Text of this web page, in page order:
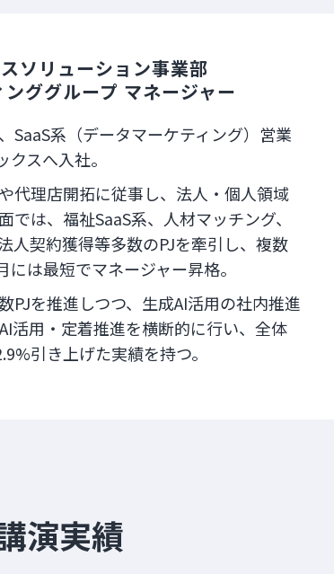
ソリューション事業部
ググループ マネージャー
SaaS系（データマーケティング）営業
スへ入社。
代理店開拓に従事し、法人・個人領域
は、福祉SaaS系、人材マッチング、
人契約獲得等多数のPJを牽引し、複数
は最短でマネージャー昇格。
PJを推進しつつ、生成AI活用の社内推進
活用・定着推進を横断的に行い、全体
引き上げた実績を持つ。
演実績